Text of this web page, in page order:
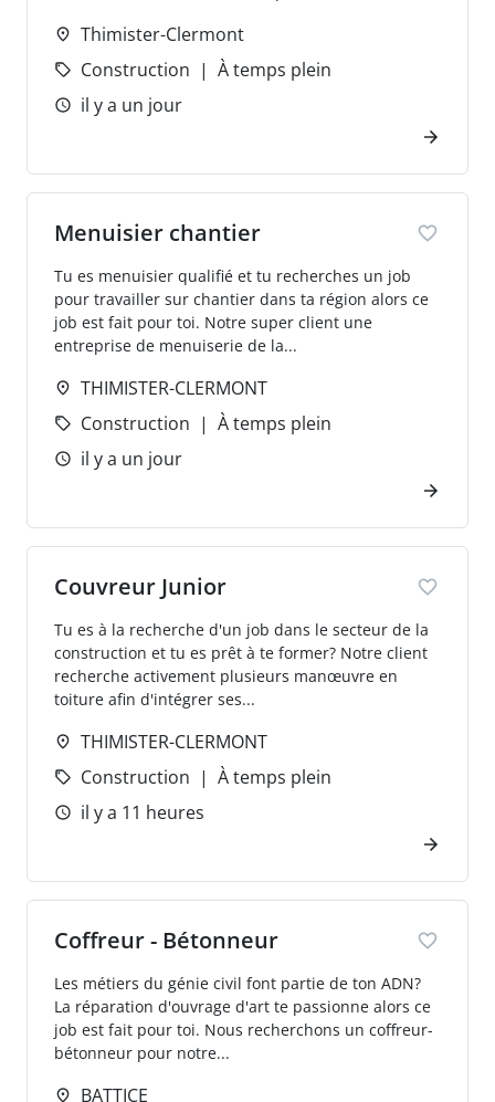
Thimister-Clermont
Construction
À temps plein
il y a un jour
Menuisier chantier
Tu es menuisier qualifié et tu recherches un job
pour travailler sur chantier dans ta région alors ce
job est fait pour toi. Notre super client une
entreprise de menuiserie de la...
THIMISTER-CLERMONT
Construction
À temps plein
il y a un jour
Couvreur Junior
Tu es à la recherche d'un job dans le secteur de la
construction et tu es prêt à te former? Notre client
recherche activement plusieurs manœuvre en
toiture afin d'intégrer ses...
THIMISTER-CLERMONT
Construction
À temps plein
il y a 11 heures
Coffreur - Bétonneur
Les métiers du génie civil font partie de ton ADN?
La réparation d'ouvrage d'art te passionne alors ce
job est fait pour toi. Nous recherchons un coffreur-
bétonneur pour notre...
BATTICE